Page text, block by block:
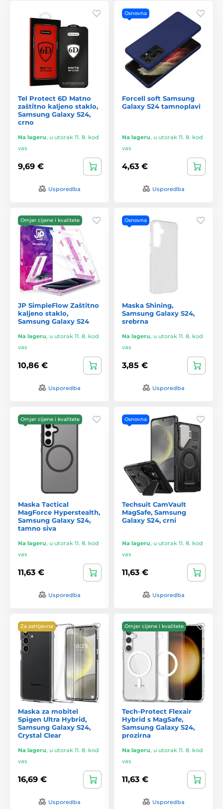
Tel Protect 6D Matno
zaštitno kaljeno staklo,
Samsung Galaxy S24,
crno
Na lageru, u utorak 11. 8. kod
vas
9,69 €
Usporedba
Osnovna
Forcell soft Samsung
Galaxy S24 tamnoplavi
Na lageru, u utorak 11. 8. kod
vas
4,63 €
Usporedba
Omjer cijene i kvalitete
JP SimpleFlow Zaštitno
kaljeno staklo,
Samsung Galaxy S24
Na lageru, u utorak 11. 8. kod
vas
10,86 €
Usporedba
Osnovna
Maska Shining,
Samsung Galaxy S24,
srebrna
Na lageru, u utorak 11. 8. kod
vas
3,85 €
Usporedba
Omjer cijene i kvalitete
Maska Tactical
MagForce Hyperstealth,
Samsung Galaxy S24,
tamno siva
Na lageru, u utorak 11. 8. kod
vas
11,63 €
Usporedba
Osnovna
Techsuit CamVault
MagSafe, Samsung
Galaxy S24, crni
Na lageru, u utorak 11. 8. kod
vas
11,63 €
Usporedba
Za zahtjevne
Maska za mobitel
Spigen Ultra Hybrid,
Samsung Galaxy S24,
Crystal Clear
Na lageru, u utorak 11. 8. kod
vas
16,69 €
Usporedba
Omjer cijene i kvalitete
Tech-Protect Flexair
Hybrid s MagSafe,
Samsung Galaxy S24,
prozirna
Na lageru, u utorak 11. 8. kod
vas
11,63 €
Usporedba